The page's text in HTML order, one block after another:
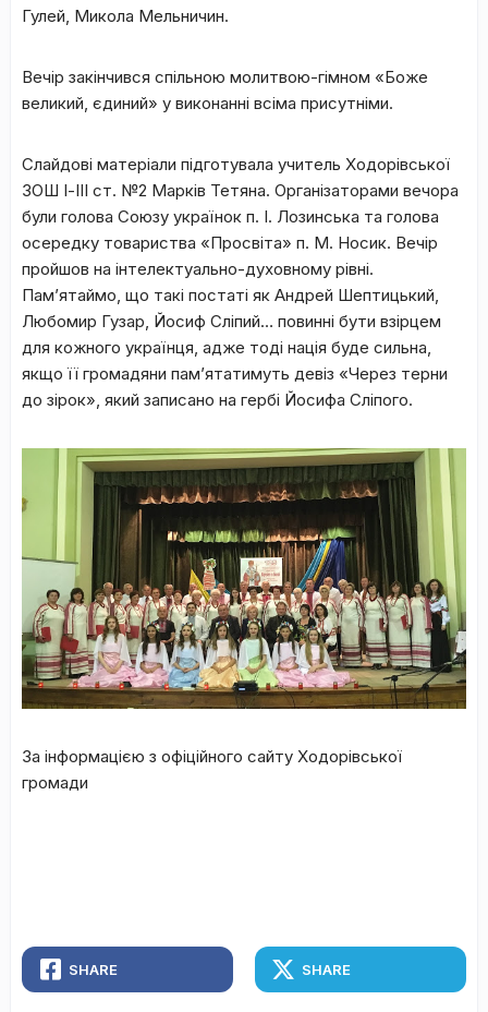
Гулей, Микола Мельничин.
Вечір закінчився спільною молитвою-гімном «Боже
великий, єдиний» у виконанні всіма присутніми.
Слайдові матеріали підготувала учитель Ходорівської
ЗОШ І-ІІІ ст. №2 Марків Тетяна. Організаторами вечора
були голова Союзу українок п. І. Лозинська та голова
осередку товариства «Просвіта» п. М. Носик. Вечір
пройшов на інтелектуально-духовному рівні.
Пам’ятаймо, що такі постаті як Андрей Шептицький,
Любомир Гузар, Йосиф Сліпий… повинні бути взірцем
для кожного українця, адже тоді нація буде сильна,
якщо її громадяни пам’ятатимуть девіз «Через терни
до зірок», який записано на гербі Йосифа Сліпого.
За інформацією з офіційного сайту Ходорівської
громади
SHARE SHARE